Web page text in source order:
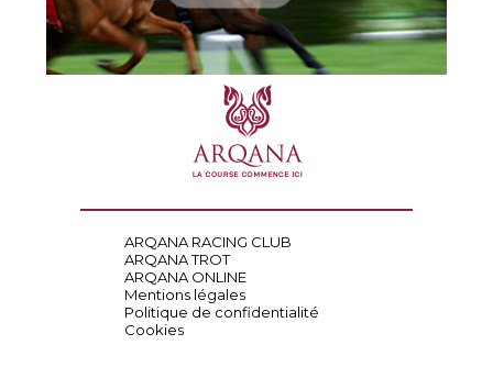
ARQANA RACING CLUB
ARQANA TROT
ARQANA ONLINE
Mentions légales
Politique de confidentialité
Cookies